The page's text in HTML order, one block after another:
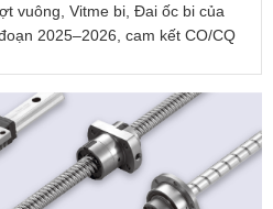
vuông, Vitme bi, Đai ốc bi của
2025–2026, cam kết CO/CQ